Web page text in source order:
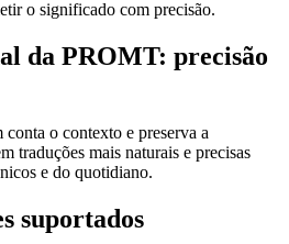
o significado com precisão.
da PROMT: precisão
o contexto e preserva a
traduções mais naturais e precisas
e do quotidiano.
suportados